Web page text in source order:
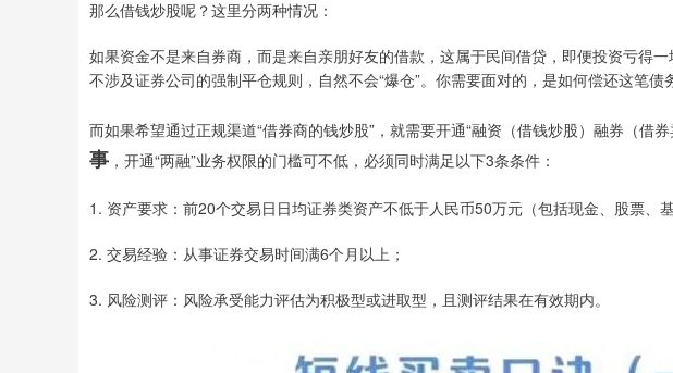
那么借钱炒股呢？这里分两种情况：
如果资金不是来自券商，而是来自亲朋好友的借款，这属于民间借贷，即便投资亏得
不涉及证券公司的强制平仓规则，自然不会“爆仓”。你需要面对的，是如何偿还这笔债
而如果希望通过正规渠道“借券商的钱炒股”，就需要开通“融资（借钱炒股）融券（借
事 ，开通“两融”业务权限的门槛可不低，必须同时满足以下3条条件：
1. 资产要求：前20个交易日日均证券类资产不低于人民币50万元（包括现金、股票、
2. 交易经验：从事证券交易时间满6个月以上；
3. 风险测评：风险承受能力评估为积极型或进取型，且测评结果在有效期内。